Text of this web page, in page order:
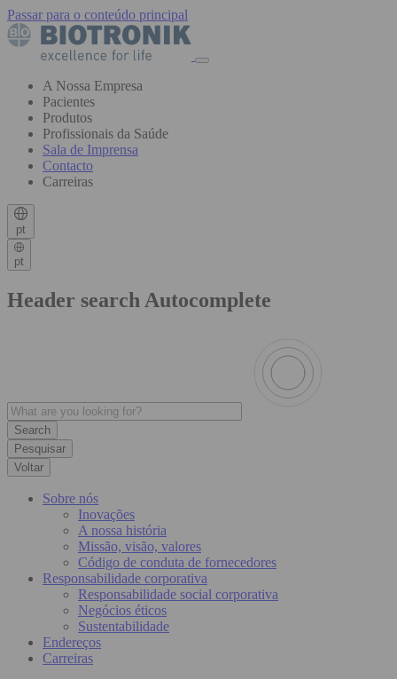
Passar para o conteúdo principal
A Nossa Empresa
Pacientes
Produtos
Profissionais da Saúde
Sala de Imprensa
Contacto
Carreiras
pt
pt
Header search Autocomplete
Pesquisar
Voltar
Sobre nós
Inovações
A nossa história
Missão, visão, valores
Código de conduta de fornecedores
Responsabilidade corporativa
Responsabilidade social corporativa
Negócios éticos
Sustentabilidade
Endereços
Carreiras